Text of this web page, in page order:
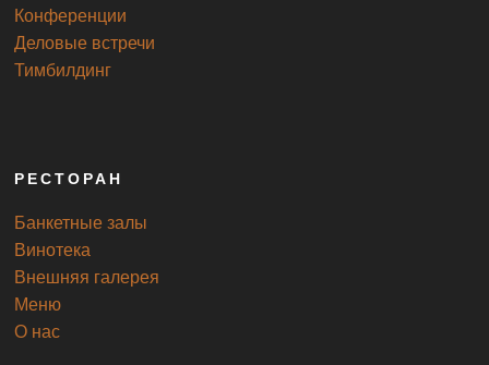
Конференции
Деловые встречи
Тимбилдинг
РЕСТОРАН
Банкетные залы
Винотека
Внешняя галерея
Меню
О нас